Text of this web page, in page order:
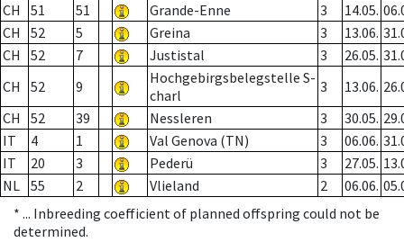
CH
51 51 Grande-Enne 3 14.05.
CH
52 5 Greina 3 13.06.
CH
52 7 Justistal 3 26.05.
CH
52 9
Hochgebirgsbelegstelle S-
charl
3 13.06.
CH
52 39 Nessleren 3 30.05.
IT
4 1 Val Genova (TN) 3 06.06.
IT
20 3 Pederü 3 27.05.
NL 55 2 Vlieland 2 06.06.
* ... Inbreeding coefficient of planned offspring could not be
determined.